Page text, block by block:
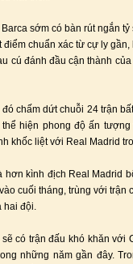
sớm có bàn rút ngắn
điểm chuẩn xác từ cự ly
cú đánh đầu cận thành
chấm dứt chuỗi 24 trận
thể hiện phong độ ấn
khốc liệt với Real Madrid
hơn kình địch Real Madrid
cuối tháng, trùng với
hai đội.
có trận đấu khó khăn
những năm gần đây.